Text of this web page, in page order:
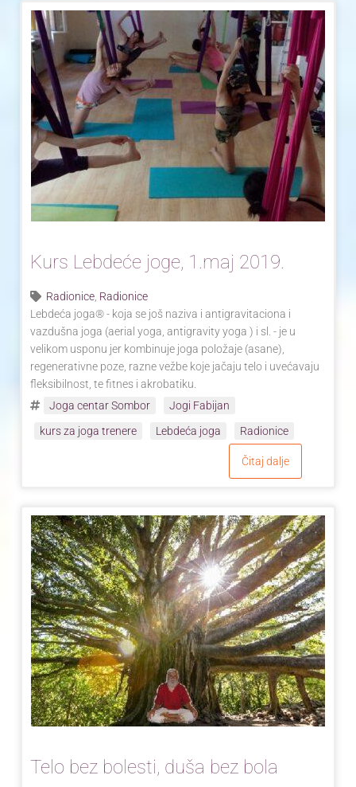
Kurs Lebdeće joge, 1.maj 2019.
Radionice Radionice
Lebdeća joga® - koja se još naziva i antigravitaciona i
vazdušna joga (aerial yoga, antigravity yoga ) i sl. - je u
velikom usponu jer kombinuje joga položaje (asane),
regenerativne poze, razne vežbe koje jačaju telo i uvećavaju
fleksibilnost, te fitnes i akrobatiku.
Joga centar Sombor
Jogi Fabijan
kurs za joga trenere
Lebdeća joga Radionice
Čitaj dalje
Telo bez bolesti, duša bez bola